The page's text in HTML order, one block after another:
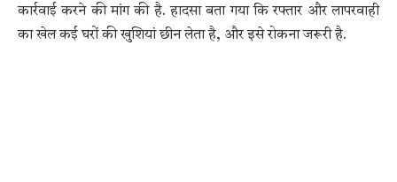
कार्रवाई करने की मांग की है. हादसा बता गया कि रफ्तार और लापरवाही
का खेल कई घरों की खुशियां छीन लेता है, और इसे रोकना जरूरी है.